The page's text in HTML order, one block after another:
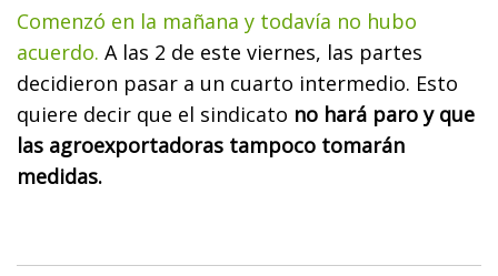
Comenzó en la mañana y todavía no hubo
acuerdo. A las 2 de este viernes, las partes
decidieron pasar a un cuarto intermedio. Esto
quiere decir que el sindicato no hará paro y que
las agroexportadoras tampoco tomarán
medidas.